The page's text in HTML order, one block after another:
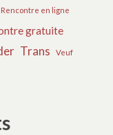
Rencontre en ligne
gratuite
Trans Veuf